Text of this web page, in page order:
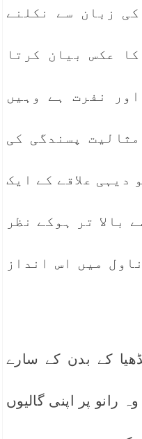
زبان سے نکلنے
عکس بیان کرتا
نفرت ہے وہیں
پسندگی کی
دیہی علاقے کے ایک
بالا تر ہوکے نظر
میں اس انداز
کے بدن کے سارے
رانو پر اپنی گالیوں